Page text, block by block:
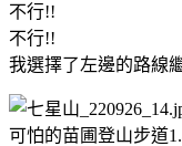
不行!!
不行!!
我選擇了左邊的路線
可怕的苗圃登山步道